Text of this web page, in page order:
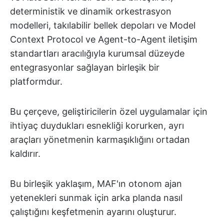
deterministik ve dinamik orkestrasyon
modelleri, takılabilir bellek depoları ve Model
Context Protocol ve Agent-to-Agent iletişim
standartları aracılığıyla kurumsal düzeyde
entegrasyonlar sağlayan birleşik bir
platformdur.
Bu çerçeve, geliştiricilerin özel uygulamalar için
ihtiyaç duydukları esnekliği korurken, ayrı
araçları yönetmenin karmaşıklığını ortadan
kaldırır.
Bu birleşik yaklaşım, MAF'ın otonom ajan
yetenekleri sunmak için arka planda nasıl
çalıştığını keşfetmenin ayarını oluşturur.